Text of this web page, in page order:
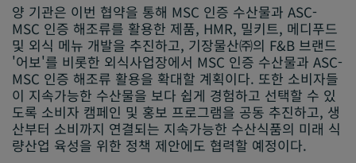
양 기관은 이번 협약을 통해 MSC 인증 수산물과 ASC-
MSC 인증 해조류를 활용한 제품, HMR, 밀키트, 메디푸드
및 외식 메뉴 개발을 추진하고, 기장물산㈜의 F&B 브랜드
'어보'를 비롯한 외식사업장에서 MSC 인증 수산물과 ASC-
MSC 인증 해조류 활용을 확대할 계획이다. 또한 소비자들
이 지속가능한 수산물을 보다 쉽게 경험하고 선택할 수 있
도록 소비자 캠페인 및 홍보 프로그램을 공동 추진하고, 생
산부터 소비까지 연결되는 지속가능한 수산식품의 미래 식
량산업 육성을 위한 정책 제안에도 협력할 예정이다.